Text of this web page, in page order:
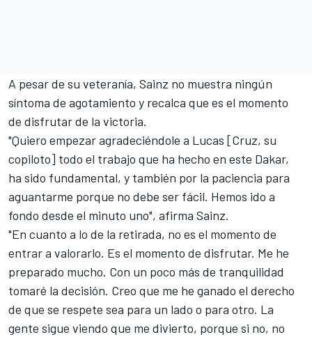
A pesar de su veteranía, Sainz no muestra ningún
síntoma de agotamiento y recalca que es el momento
de disfrutar de la victoria.
"Quiero empezar agradeciéndole a Lucas [Cruz, su
copiloto] todo el trabajo que ha hecho en este Dakar,
ha sido fundamental, y también por la paciencia para
aguantarme porque no debe ser fácil. Hemos ido a
fondo desde el minuto uno", afirma Sainz.
"En cuanto a lo de la retirada, no es el momento de
entrar a valorarlo. Es el momento de disfrutar. Me he
preparado mucho. Con un poco más de tranquilidad
tomaré la decisión. Creo que me he ganado el derecho
de que se respete sea para un lado o para otro. La
gente sigue viendo que me divierto, porque si no, no